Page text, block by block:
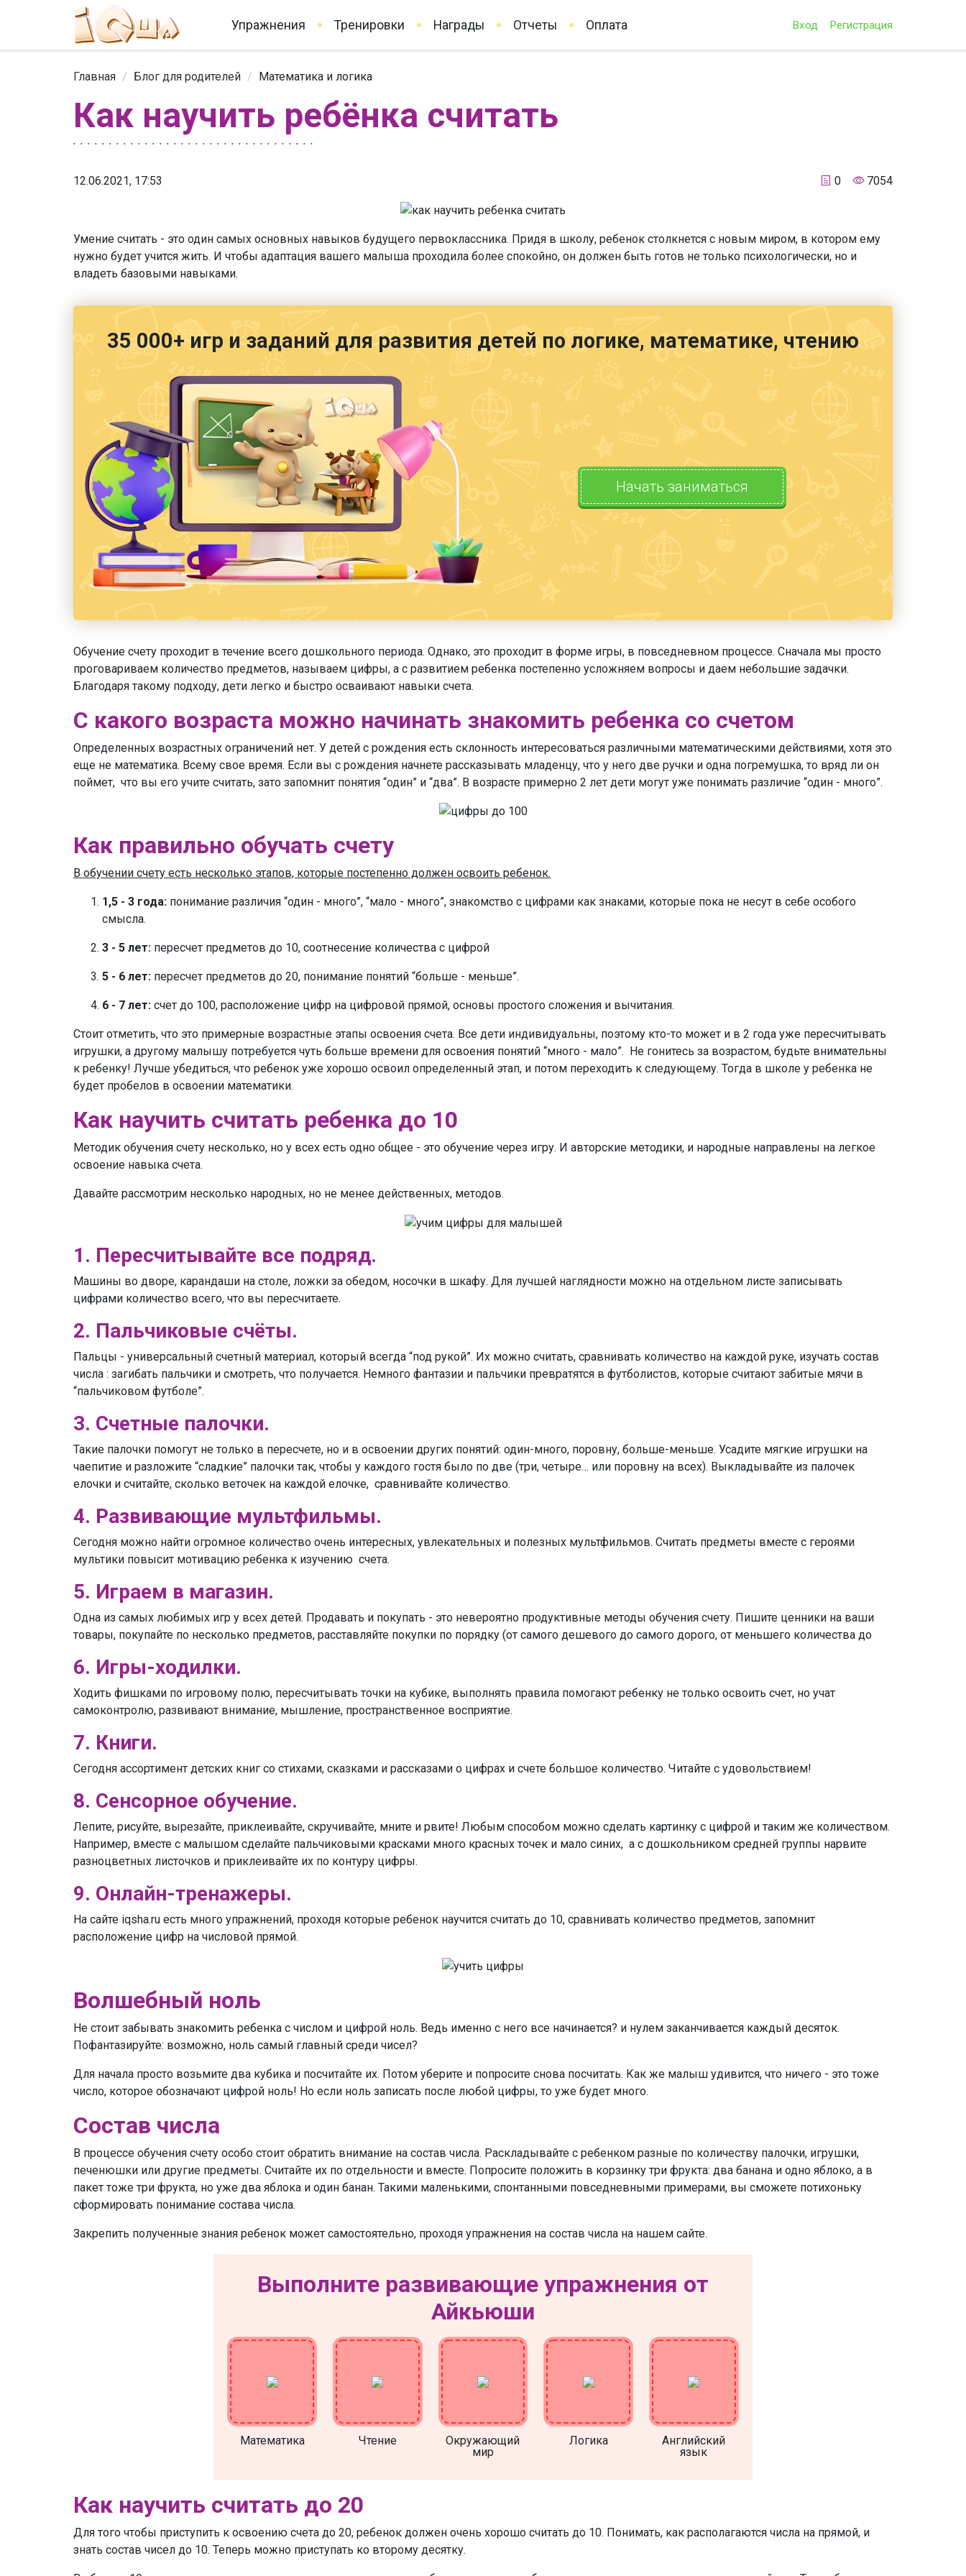
Упражнения Тренировки Награды Отчеты Оплата Вход Регистрация
Главная / Блог для родителей / Математика и логика
Как научить ребёнка считать
12.06.2021, 17:53 0 7054
Умение считать - это один самых основных навыков будущего первоклассника. Придя в школу, ребенок столкнется с новым миром, в котором ему
нужно будет учится жить. И чтобы адаптация вашего малыша проходила более спокойно, он должен быть готов не только психологически, но и
владеть базовыми навыками.
35 000+ игр и заданий для развития детей по логике, математике, чтению
Начать заниматься
Обучение счету проходит в течение всего дошкольного периода. Однако, это проходит в форме игры, в повседневном процессе. Сначала мы просто
проговариваем количество предметов, называем цифры, а с развитием ребенка постепенно усложняем вопросы и даем небольшие задачки.
Благодаря такому подходу, дети легко и быстро осваивают навыки счета.
С какого возраста можно начинать знакомить ребенка со счетом
Определенных возрастных ограничений нет. У детей с рождения есть склонность интересоваться различными математическими действиями, хотя это
еще не математика. Всему свое время. Если вы с рождения начнете рассказывать младенцу, что у него две ручки и одна погремушка, то вряд ли он
поймет, что вы его учите считать, зато запомнит понятия “один” и “два”. В возрасте примерно 2 лет дети могут уже понимать различие “один - много”.
Как правильно обучать счету
В обучении счету есть несколько этапов, которые постепенно должен освоить ребенок.
1,5 - 3 года: понимание различия “один - много”, “мало - много”, знакомство с цифрами как знаками, которые пока не несут в себе особого
смысла.
3 - 5 лет: пересчет предметов до 10, соотнесение количества с цифрой
5 - 6 лет: пересчет предметов до 20, понимание понятий “больше - меньше”.
6 - 7 лет: счет до 100, расположение цифр на цифровой прямой, основы простого сложения и вычитания.
Стоит отметить, что это примерные возрастные этапы освоения счета. Все дети индивидуальны, поэтому кто-то может и в 2 года уже пересчитывать
игрушки, а другому малышу потребуется чуть больше времени для освоения понятий “много - мало”. Не гонитесь за возрастом, будьте внимательны
к ребенку! Лучше убедиться, что ребенок уже хорошо освоил определенный этап, и потом переходить к следующему. Тогда в школе у ребенка не
будет пробелов в освоении математики.
Как научить считать ребенка до 10
Методик обучения счету несколько, но у всех есть одно общее - это обучение через игру. И авторские методики, и народные направлены на легкое
освоение навыка счета.
Давайте рассмотрим несколько народных, но не менее действенных, методов.
1. Пересчитывайте все подряд.
Машины во дворе, карандаши на столе, ложки за обедом, носочки в шкафу. Для лучшей наглядности можно на отдельном листе записывать
цифрами количество всего, что вы пересчитаете.
2. Пальчиковые счёты.
Пальцы - универсальный счетный материал, который всегда “под рукой”. Их можно считать, сравнивать количество на каждой руке, изучать состав
числа : загибать пальчики и смотреть, что получается. Немного фантазии и пальчики превратятся в футболистов, которые считают забитые мячи в
“пальчиковом футболе”.
3. Счетные палочки.
Такие палочки помогут не только в пересчете, но и в освоении других понятий: один-много, поровну, больше-меньше. Усадите мягкие игрушки на
чаепитие и разложите “сладкие” палочки так, чтобы у каждого гостя было по две (три, четыре… или поровну на всех). Выкладывайте из палочек
елочки и считайте, сколько веточек на каждой елочке, сравнивайте количество.
4. Развивающие мультфильмы.
Сегодня можно найти огромное количество очень интересных, увлекательных и полезных мультфильмов. Считать предметы вместе с героями
мультики повысит мотивацию ребенка к изучению счета.
5. Играем в магазин.
Одна из самых любимых игр у всех детей. Продавать и покупать - это невероятно продуктивные методы обучения счету. Пишите ценники на ваши
товары, покупайте по несколько предметов, расставляйте покупки по порядку (от самого дешевого до самого дорого, от меньшего количества до
6. Игры-ходилки.
Ходить фишками по игровому полю, пересчитывать точки на кубике, выполнять правила помогают ребенку не только освоить счет, но учат
самоконтролю, развивают внимание, мышление, пространственное восприятие.
7. Книги.
Сегодня ассортимент детских книг со стихами, сказками и рассказами о цифрах и счете большое количество. Читайте с удовольствием!
8. Сенсорное обучение.
Лепите, рисуйте, вырезайте, приклеивайте, скручивайте, мните и рвите! Любым способом можно сделать картинку с цифрой и таким же количеством.
Например, вместе с малышом сделайте пальчиковыми красками много красных точек и мало синих, а с дошкольником средней группы нарвите
разноцветных листочков и приклеивайте их по контуру цифры.
9. Онлайн-тренажеры.
На сайте iqsha.ru есть много упражнений, проходя которые ребенок научится считать до 10, сравнивать количество предметов, запомнит
расположение цифр на числовой прямой.
Волшебный ноль
Не стоит забывать знакомить ребенка с числом и цифрой ноль. Ведь именно с него все начинается? и нулем заканчивается каждый десяток.
Пофантазируйте: возможно, ноль самый главный среди чисел?
Для начала просто возьмите два кубика и посчитайте их. Потом уберите и попросите снова посчитать. Как же малыш удивится, что ничего - это тоже
число, которое обозначают цифрой ноль! Но если ноль записать после любой цифры, то уже будет много.
Состав числа
В процессе обучения счету особо стоит обратить внимание на состав числа. Раскладывайте с ребенком разные по количеству палочки, игрушки,
печенюшки или другие предметы. Считайте их по отдельности и вместе. Попросите положить в корзинку три фрукта: два банана и одно яблоко, а в
пакет тоже три фрукта, но уже два яблока и один банан. Такими маленькими, спонтанными повседневными примерами, вы сможете потихоньку
сформировать понимание состава числа.
Закрепить полученные знания ребенок может самостоятельно, проходя упражнения на состав числа на нашем сайте.
Выполните развивающие упражнения от
Айкьюши
Математика Чтение
Окружающий
мир
Логика
Английский
язык
Как научить считать до 20
Для того чтобы приступить к освоению счета до 20, ребенок должен очень хорошо считать до 10. Понимать, как располагаются числа на прямой, и
знать состав чисел до 10. Теперь можно приступать ко второму десятку.